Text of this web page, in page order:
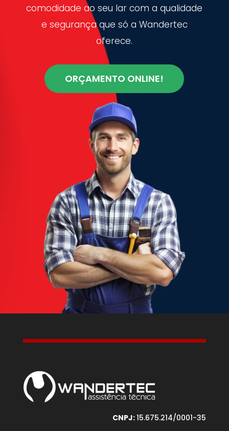
comodidade ao seu lar com a qualidade
e segurança que só a Wandertec
oferece.
ORÇAMENTO ONLINE!
CNPJ:15.675.214/0001-35